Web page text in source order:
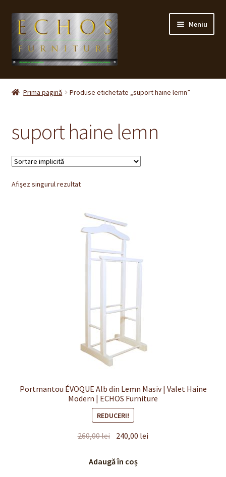
Sari
navigare
Sari
conținut
Meniu
Prima pagină
Contul meu
Coș
Cum cumpăr ?
Politică de Confidențialitate cu privire la prelucrarea
datelor cu caracter personal
Politica de rambursari si returnari
Prima pagină Produse etichetate „suport haine lemn”
suport haine lemn
Afișez singurul rezultat
Portmantou ÉVOQUE Alb din Lemn Masiv | Valet Haine
Modern | ECHOS Furniture
REDUCERI!
260,00lei Prețul
a
240,00 lei
Adaugă în coș